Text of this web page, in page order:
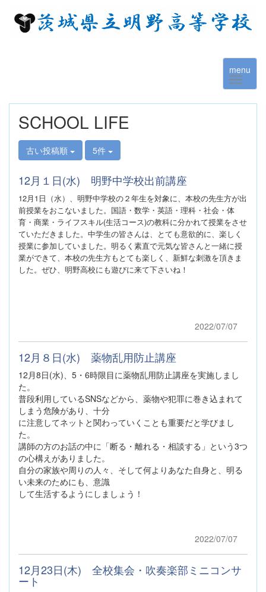
menu
SCHOOL LIFE
古い投稿順 5件
12月１日(水) 明野中学校出前講座
12月1日（水）、明野中学校の２年生を対象に、本校の先生方が出
前授業をおこないました。 国語・数学・英語・理科・社会・体
育・商業・ライフスキル(生活コース)の教科に分かれて授業をさせ
ていただきました。 中学生の皆さんは、とても意欲的に、楽しく
授業に参加していました。明るく素直で元気な皆さんと一緒に授
業ができて、 本校の先生方もとても楽しく、新鮮な刺激を頂きま
した。ぜひ、明野高校にも遊びに来て下さいね！
2022/07/07
12月８日(水) 薬物乱用防止講座
12月8日(水)、5・6時限目に薬物乱用防止講座を実施しまし
た。
普段利用しているSNSなどから、薬物や犯罪に巻き込まれて
しまう危険があり、十分
に注意してネットと関わっていくことも重要だと学びまし
た。
講師の方のお話の中に「断る・離れる・相談する」という3つ
の心構えがありました。
自分の家族や周りの人々、そして何よりあなた自身と、明る
い未来のためにも、意識
して生活するようにしましょう！
2022/07/07
12月23日(木) 全校集会・吹奏楽部ミニコンサ
ート